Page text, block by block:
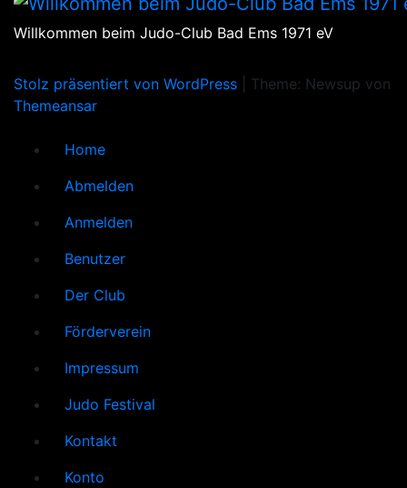
Willkommen beim Judo-Club Bad Ems 1971 eV
Stolz präsentiert von WordPress
Theme: Newsup von
Themeansar
Home
Abmelden
Anmelden
Benutzer
Der Club
Förderverein
Impressum
Judo Festival
Kontakt
Konto